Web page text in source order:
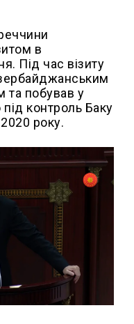
в
Під час візиту
та побував у
контроль Баку
року.